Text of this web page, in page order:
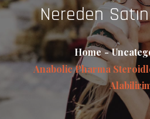
Nereden
Home
Anabolic Pharma